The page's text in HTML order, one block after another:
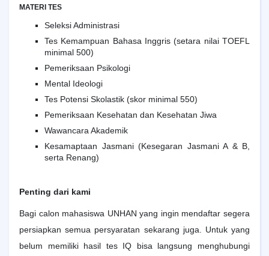
MATERI TES
Seleksi Administrasi
Tes Kemampuan Bahasa Inggris (setara nilai TOEFL
minimal 500)
Pemeriksaan Psikologi
Mental Ideologi
Tes Potensi Skolastik (skor minimal 550)
Pemeriksaan Kesehatan dan Kesehatan Jiwa
Wawancara Akademik
Kesamaptaan Jasmani (Kesegaran Jasmani A & B,
serta Renang)
Penting dari kami
Bagi calon mahasiswa UNHAN yang ingin mendaftar segera
persiapkan semua persyaratan sekarang juga. Untuk yang
belum memiliki hasil tes IQ bisa langsung menghubungi